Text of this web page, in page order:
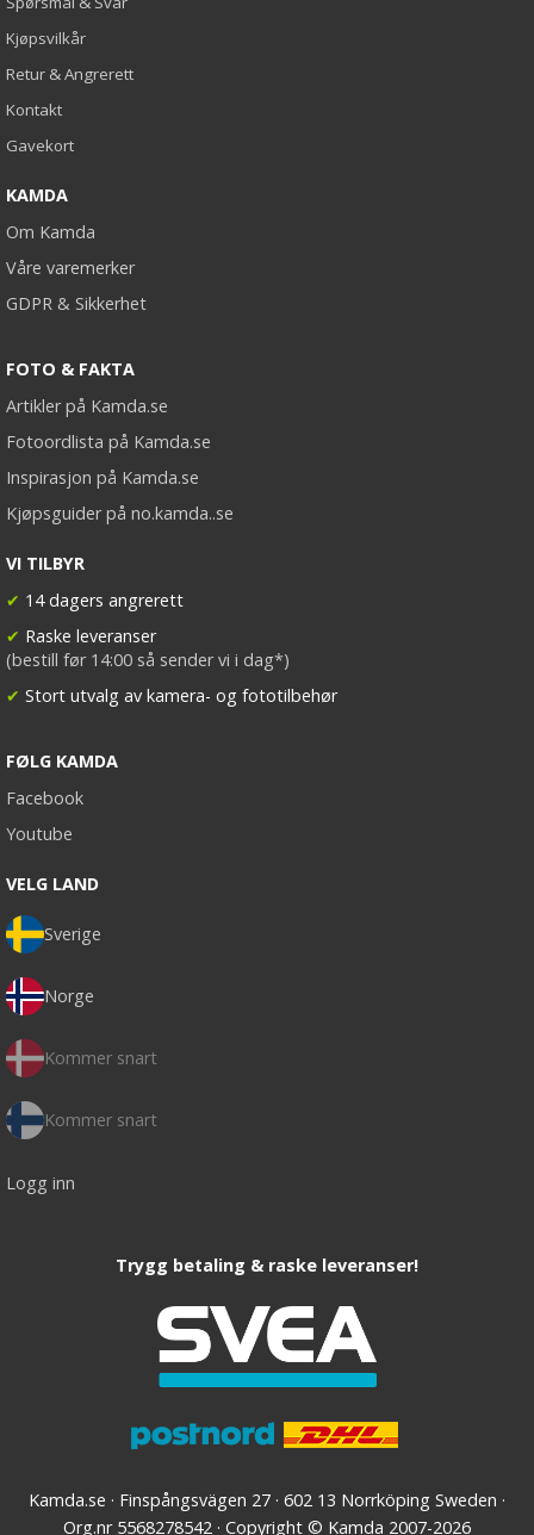
Kjøpsvilkår
Retur & Angrerett
Kontakt
Gavekort
KAMDA
Om Kamda
Våre varemerker
GDPR & Sikkerhet
FOTO & FAKTA
Artikler på Kamda.se
Fotoordlista på Kamda.se
Inspirasjon på Kamda.se
Kjøpsguider på no.kamda..se
VI TILBYR
✔ 14 dagers angrerett
✔ Raske leveranser
(bestill før 14:00 så sender vi i dag*)
✔ Stort utvalg av kamera- og fototilbehør
FØLG KAMDA
Facebook
Youtube
VELG LAND
Sverige
Norge
Kommer snart
Kommer snart
Logg inn
Trygg betaling & raske leveranser!
Kamda.se · Finspångsvägen 27 · 602 13 Norrköping Sweden ·
Org.nr 5568278542 · Copyright © Kamda 2007-2026